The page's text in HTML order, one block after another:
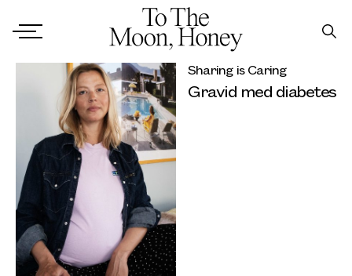
Sharing is Caring
Gravid med diabetes